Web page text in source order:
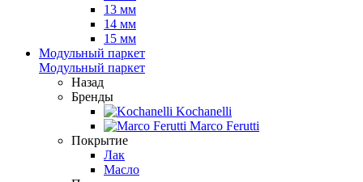
13 мм
14 мм
15 мм
Модульный паркет
Модульный паркет
Назад
Бренды
Kochanelli
Marco Ferutti
Покрытие
Лак
Масло